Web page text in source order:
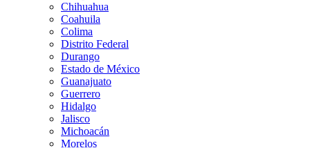
Chihuahua
Coahuila
Colima
Distrito Federal
Durango
Estado de México
Guanajuato
Guerrero
Hidalgo
Jalisco
Michoacán
Morelos